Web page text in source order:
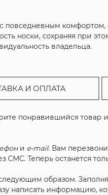
носки, сохраняя при
владельца.
И ОПЛАТА
понравившийся товар
и e-mail. Вам
Теперь останется
образом.
написать информацию,